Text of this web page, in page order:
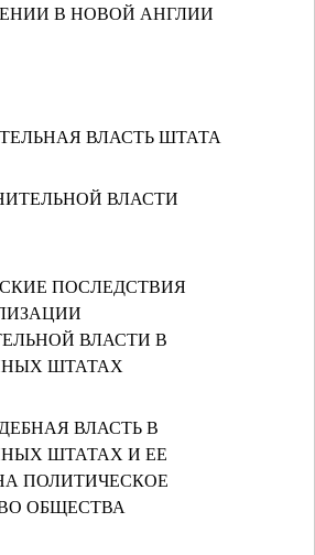
В НОВОЙ АНГЛИИ
ВЛАСТЬ ШТАТА
ВЛАСТИ
ПОСЛЕДСТВИЯ
ВЛАСТИ В
ШТАТАХ
ВЛАСТЬ В
ШТАТАХ И ЕЕ
ПОЛИТИЧЕСКОЕ
ОБЩЕСТВА